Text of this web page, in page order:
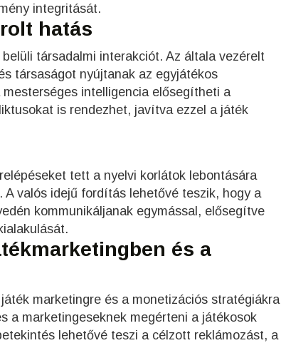
integritását.
hatás
társadalmi interakciót. Az általa vezérelt
társaságot nyújtanak az egyjátékos
intelligencia elősegítheti a
is rendezhet, javítva ezzel a játék
tett a nyelvi korlátok lebontására
valós idejű fordítás lehetővé teszik, hogy a
kommunikáljanak egymással, elősegítve
és a
marketingre és a monetizációs stratégiákra
a marketingeseknek megérteni a játékosok
lehetővé teszi a célzott reklámozást, a